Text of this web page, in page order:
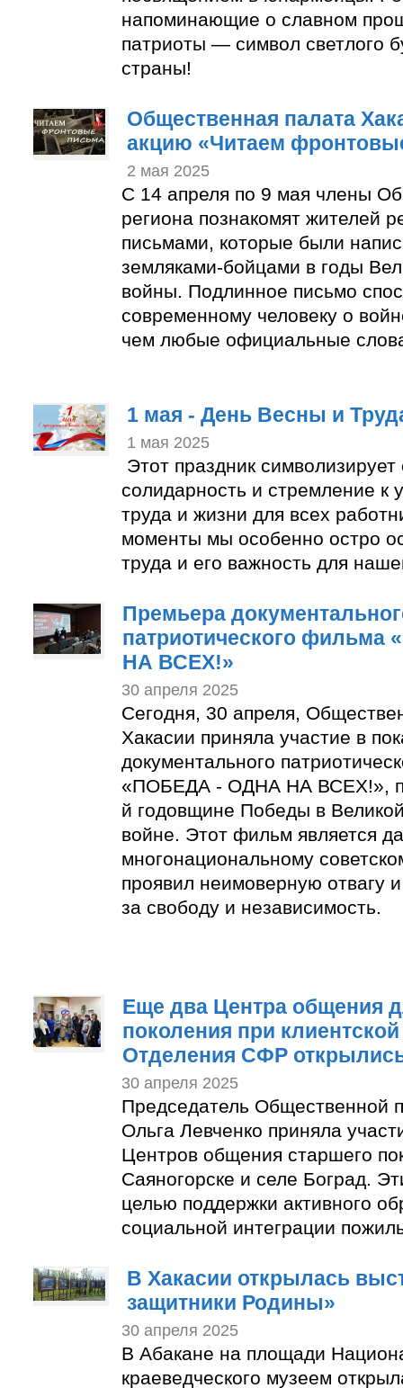
напоминающие о славном
патриоты — символ светлого
страны!
Общественная палата
акцию «Читаем
2 мая 2025
С 14 апреля по 9 мая члены
региона познакомят жителей
письмами, которые были
земляками-бойцами в годы
войны. Подлинное письмо
современному человеку о
чем любые официальные
1 мая - День Весны и
1 мая 2025
Этот праздник символизирует
солидарность и стремление к
труда и жизни для всех
моменты мы особенно остро
труда и его важность для
Премьера
патриотического
НА ВСЕХ!»
30 апреля 2025
Сегодня, 30 апреля,
Хакасии приняла участие в
документального
«ПОБЕДА - ОДНА НА ВСЕХ!»,
й годовщине Победы в
войне. Этот фильм является
многонациональному
проявил неимоверную отвагу
за свободу и независимость.
Еще два Центра общения
поколения при
Отделения СФР
30 апреля 2025
Председатель Общественной
Ольга Левченко приняла
Центров общения старшего
Саяногорске и селе Боград.
целью поддержки активного
социальной интеграции
В Хакасии открылась
защитники Родины»
30 апреля 2025
В Абакане на площади
краеведческого музеем